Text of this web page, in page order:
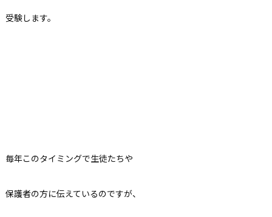
受験します。
毎年このタイミングで生徒たちや
保護者の方に伝えているのですが、